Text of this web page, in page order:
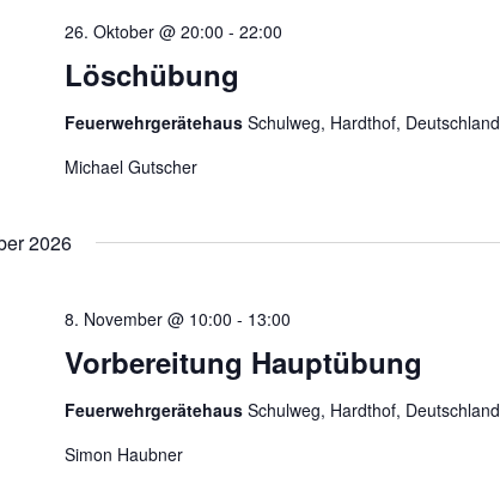
Löschübung
26. Oktober @ 20:00 -22:00
FeuerwehrgerätehausSchulweg, Hardthof, Deutschland
Michael Gutscher
2026
Vorbereitung Hauptübung
8. November @ 10:00 - 13:00
FeuerwehrgerätehausSchulweg, Hardthof, Deutschland
Simon Haubner